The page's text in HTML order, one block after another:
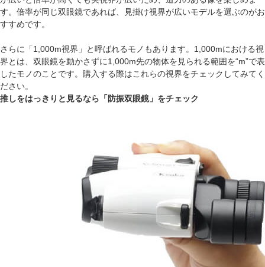
す。倍率が同じ双眼鏡であれば、見掛け視界が広いモデルを選ぶのがお
すすめです。
さらに「1,000m視界」と呼ばれるモノもあります。1,000mにおける視
界とは、双眼鏡を動かさずに1,000m先の物体を見られる範囲を“m”で表
したモノのことです。購入する際はこれらの視界をチェックしてみてく
ださい。
推しをはっきりと見るなら「防振双眼鏡」をチェック